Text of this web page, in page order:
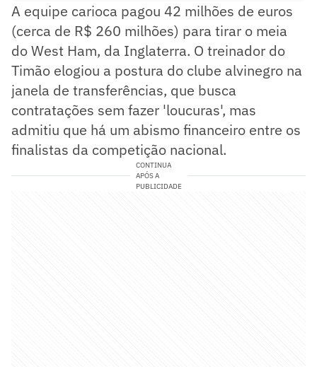
A equipe carioca pagou 42 milhões de euros
(cerca de R$ 260 milhões) para tirar o meia
do West Ham, da Inglaterra. O treinador do
Timão elogiou a postura do clube alvinegro na
janela de transferências, que busca
contratações sem fazer 'loucuras', mas
admitiu que há um abismo financeiro entre os
finalistas da competição nacional.
CONTINUA
APÓS A
PUBLICIDADE